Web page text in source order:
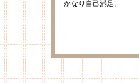
かなり自己満足。